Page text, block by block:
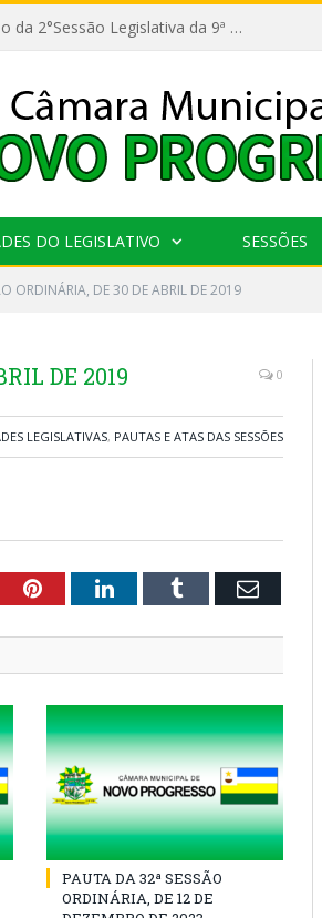
11ª Reunião Ordinária do 1° Período da 2°Sessão Legislativa da 9ª Legislatura do Poder Legislativo
DO LEGISLATIVO SESSÕES
ORDINÁRIA, DE 30 DE ABRIL DE 2019
DE 2019 0
LEGISLATIVAS, PAUTAS E ATAS DAS SESSÕES
PinterestLinkedInTumblr Email
PAUTA DA 32ª SESSÃO
ORDINÁRIA, DE 12 DE